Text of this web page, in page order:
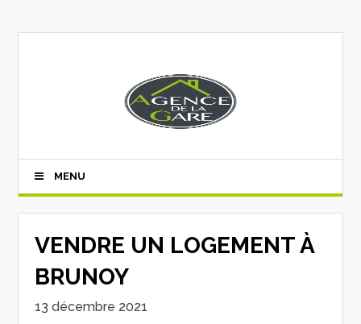
MENU
VENDRE UN LOGEMENT À
BRUNOY
13 décembre 2021